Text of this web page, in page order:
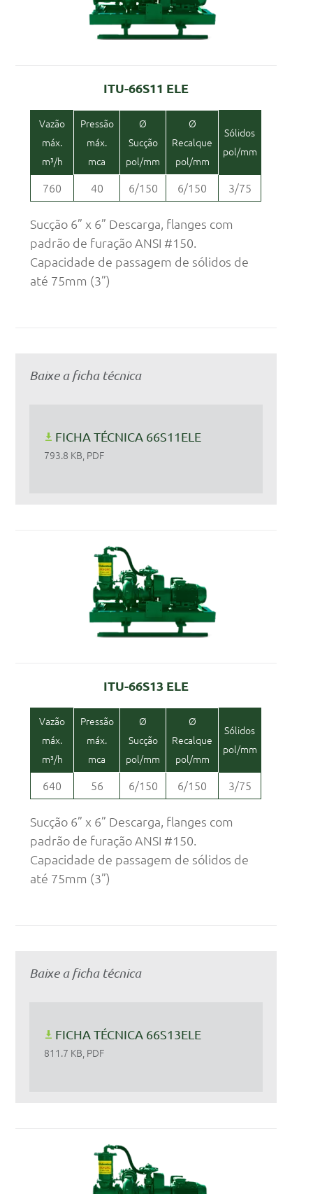
ITU-66S11 ELE
Vazão
máx.
m³/h
Pressão
máx.
mca
Ø
Sucção
pol/mm
Ø
Recalque
pol/mm
Sólidos
pol/mm
760 40 6/150 6/150 3/75
Sucção 6” x 6” Descarga, flanges com
padrão de furação ANSI #150.
Capacidade de passagem de sólidos de
até 75mm (3”)
Baixe a ficha técnica
FICHA TÉCNICA 66S11ELE
793.8 KB, PDF
ITU-66S13 ELE
Vazão
máx.
m³/h
Pressão
máx.
mca
Ø
Sucção
pol/mm
Ø
Recalque
pol/mm
Sólidos
pol/mm
640 56 6/150 6/150 3/75
Sucção 6” x 6” Descarga, flanges com
padrão de furação ANSI #150.
Capacidade de passagem de sólidos de
até 75mm (3”)
Baixe a ficha técnica
FICHA TÉCNICA 66S13ELE
811.7 KB, PDF